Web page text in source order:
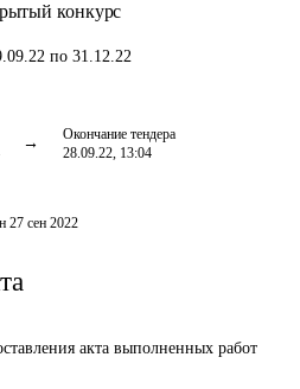
конкурс
по 31.12.22
Окончание тендера
28.09.22, 13:04
27 сен 2022
акта выполненных работ